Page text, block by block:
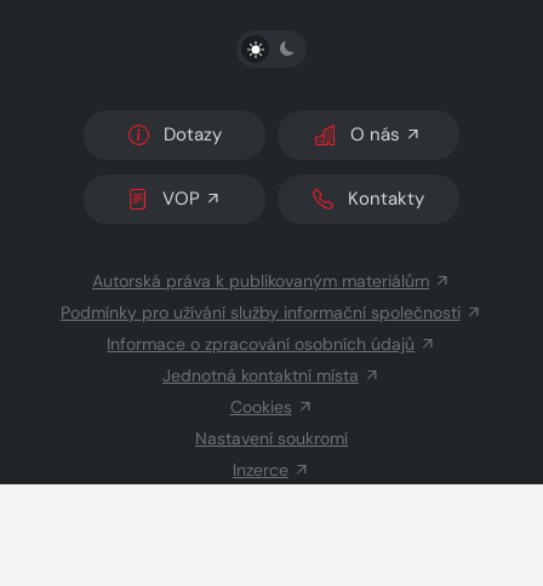
PŘEPNOUT SVĚTLÝ/TMAVÝ REŽIM
Dotazy O nás
VOP Kontakty
Autorská práva k publikovaným materiálům
Podmínky pro užívání služby informační společnosti
Informace o zpracování osobních údajů
Jednotná kontaktní místa
Cookies
Nastavení soukromí
Inzerce